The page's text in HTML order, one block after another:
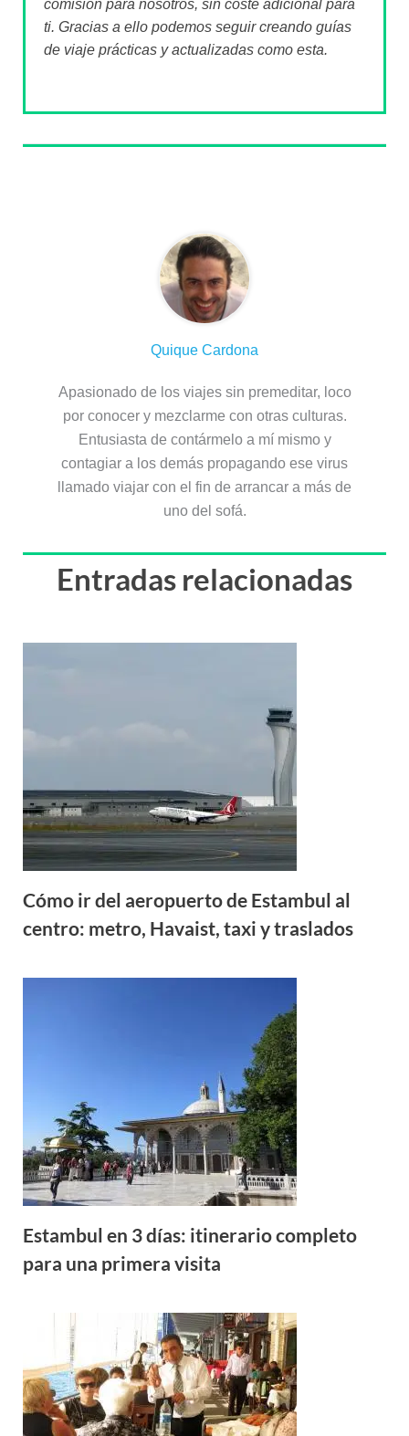
comisión para nosotros, sin coste adicional para
ti. Gracias a ello podemos seguir creando guías
de viaje prácticas y actualizadas como esta.
Quique Cardona
Apasionado de los viajes sin premeditar, loco
por conocer y mezclarme con otras culturas.
Entusiasta de contármelo a mí mismo y
contagiar a los demás propagando ese virus
llamado viajar con el fin de arrancar a más de
uno del sofá.
Entradas relacionadas
Cómo ir del aeropuerto de Estambul al
centro: metro, Havaist, taxi y traslados
Estambul en 3 días: itinerario completo
para una primera visita